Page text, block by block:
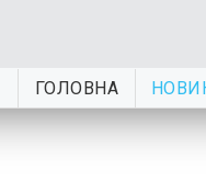
ГОЛОВНА